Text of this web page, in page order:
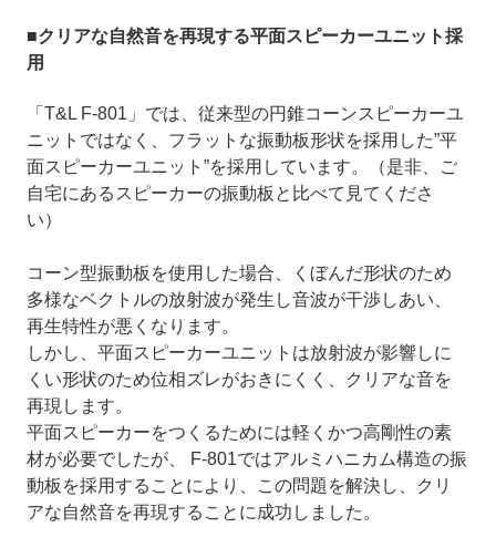
■クリアな自然音を再現する平面スピーカーユニット採
用
「T&L F-801」では、従来型の円錐コーンスピーカーユ
ニットではなく、フラットな振動板形状を採用した”平
面スピーカーユニット”を採用しています。（是非、ご
自宅にあるスピーカーの振動板と比べて見てくださ
い）
コーン型振動板を使用した場合、くぼんだ形状のため
多様なベクトルの放射波が発生し音波が干渉しあい、
再生特性が悪くなります。
しかし、平面スピーカーユニットは放射波が影響しに
くい形状のため位相ズレがおきにくく、クリアな音を
再現します。
平面スピーカーをつくるためには軽くかつ高剛性の素
材が必要でしたが、 F-801ではアルミハニカム構造の振
動板を採用することにより、この問題を解決し、クリ
アな自然音を再現することに成功しました。